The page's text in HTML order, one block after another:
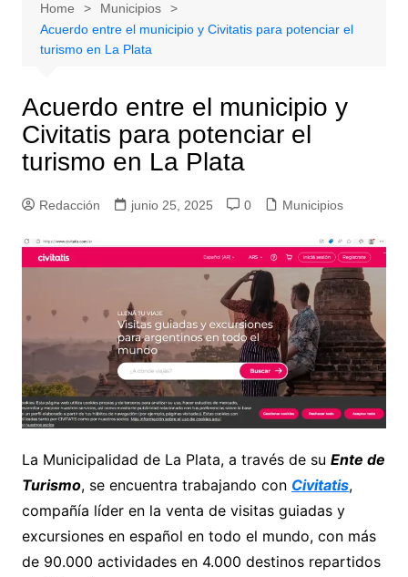
Home
Municipios
Acuerdo entre el municipio y Civitatis para potenciar el
turismo en La Plata
Acuerdo entre el municipio y
Civitatis para potenciar el
turismo en La Plata
Redacción junio 25, 2025 0 Municipios
La Municipalidad de La Plata, a través de su Ente de
Turismo, se encuentra trabajando con Civitatis,
compañía líder en la venta de visitas guiadas y
excursiones en español en todo el mundo, con más
de 90.000 actividades en 4.000 destinos repartidos